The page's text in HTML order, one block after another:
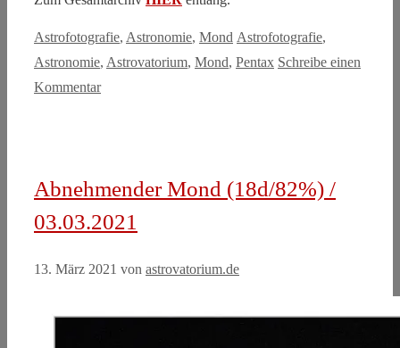
Kategorien
Astrofotografie, Astronomie, Mond Schlagwörter
Astrofotografie,
Astronomie, Astrovatorium, Mond, Pentax Schreibe einen
Kommentar
Abnehmender Mond (18d/82%) /
03.03.2021
13. März 2021 von astrovatorium.de